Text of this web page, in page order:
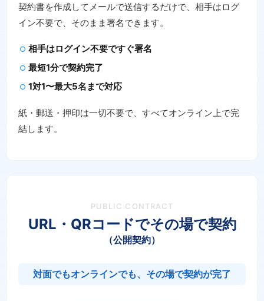
契約書を作成してメールで送信するだけで、相手はログ
イン不要で、そのまま署名できます。
相手はログイン不要ですぐ署名
最短1分で契約完了
1対1〜最大5名まで対応
紙・郵送・押印は一切不要で、すべてオンライン上で完
結します。
PUBLIC CONTRACT
URL・QRコードでその場で契約
（公開契約）
対面でもオンラインでも、その場で契約が完了